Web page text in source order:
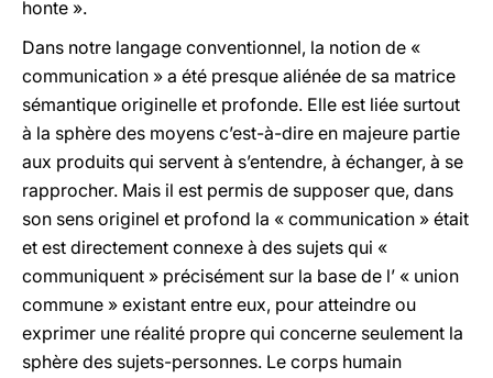
honte ».
Dans notre langage conventionnel, la notion de «
communication » a été presque aliénée de sa matrice
sémantique originelle et profonde. Elle est liée surtout
à la sphère des moyens c’est-à-dire en majeure partie
aux produits qui servent à s’entendre, à échanger, à se
rapprocher. Mais il est permis de supposer que, dans
son sens originel et profond la « communication » était
et est directement connexe à des sujets qui «
communiquent » précisément sur la base de l’ « union
commune » existant entre eux, pour atteindre ou
exprimer une réalité propre qui concerne seulement la
sphère des sujets-personnes. Le corps humain